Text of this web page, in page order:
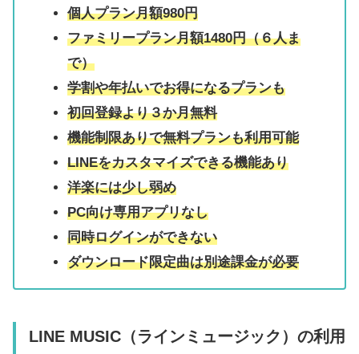
個人プラン月額980円
ファミリープラン月額1480円（６人ま
で）
学割や年払いでお得になるプランも
初回登録より３か月無料
機能制限ありで無料プランも利用可能
LINEをカスタマイズできる機能あり
洋楽には少し弱め
PC向け専用アプリなし
同時ログインができない
ダウンロード限定曲は別途課金が必要
LINE MUSIC（ラインミュージック）の利用